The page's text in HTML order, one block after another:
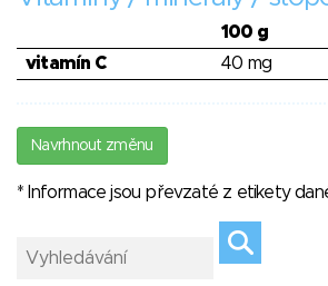
100 g
vitamín C
40 mg
Navrhnout změnu
* Informace jsou převzaté z etikety